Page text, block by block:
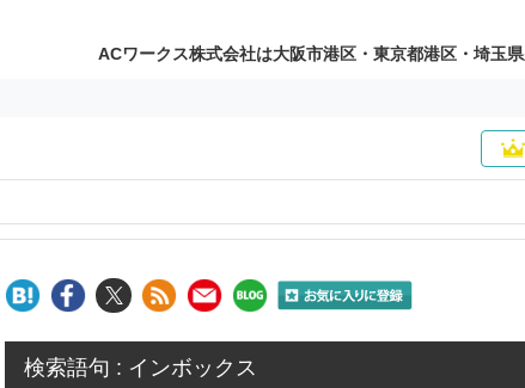
ACワークス株式会社は大阪市港区・東京都港区・埼玉
検索語句 : インボックス